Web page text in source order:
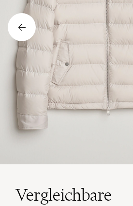
Vergleichbare